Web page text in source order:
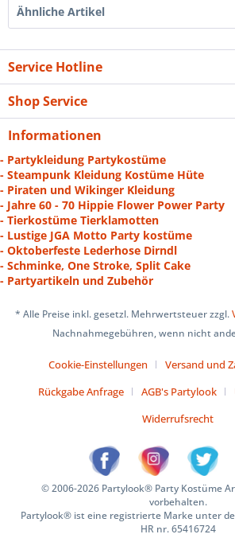
Ähnliche Artikel
Service Hotline
Shop Service
Informationen
- Partykleidung Partykostüme
- Steampunk Kleidung Kostüme Hüte
- Piraten und Wikinger Kleidung
- Jahre 60 - 70 Hippie Flower Power Party
- Tierkostüme Tierklamotten
- Lustige JGA Motto Party kostüme
- Oktoberfeste Lederhose Dirndl
- Schminke, One Stroke, Split Cake
- Partyartikeln und Zubehör
* Alle Preise inkl. gesetzl. Mehrwertsteuer zzgl.
Nachnahmegebühren, wenn nicht
Cookie-Einstellungen
Versand und
Rückgabe Anfrage
AGB's Partylook
Widerrufsrecht
© 2006-2026 Partylook® Party Kostüme
vorbehalten.
Partylook® ist eine registrierte Marke unter
HR nr. 65416724